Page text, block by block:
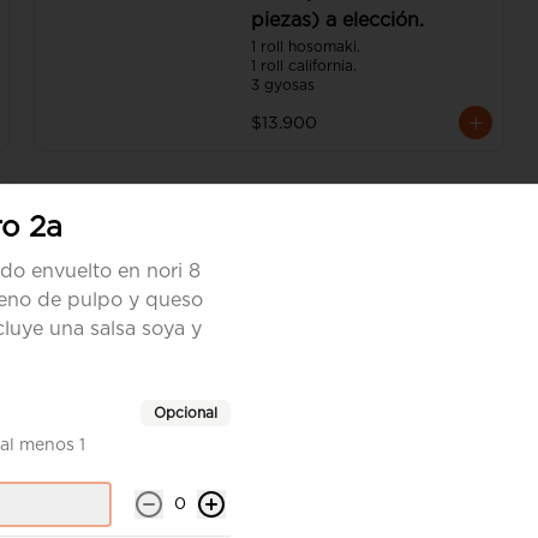
piezas) a elección.
1 roll hosomaki.
1 roll california.
3 gyosas
$13.900
2a
envuelto en nori 8
de pulpo y queso
una salsa soya y
Opcional
menos 1
0